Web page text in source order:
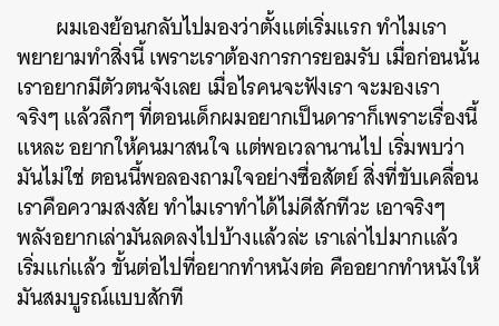
ผมเองย้อนกลับไปมองว่าตั้งแต่เริ่มแรก ทำไมเรา
พยายามทำสิ่งนี้ เพราะเราต้องการการยอมรับ เมื่อก่อนนั้น
เราอยากมีตัวตนจังเลย เมื่อไรคนจะฟังเรา จะมองเรา
จริงๆ แล้วลึกๆ ที่ตอนเด็กผมอยากเป็นดาราก็เพราะเรื่องนี้
แหละ อยากให้คนมาสนใจ แต่พอเวลานานไป เริ่มพบว่า
มันไม่ใช่ ตอนนี้พอลองถามใจอย่างซื่อสัตย์ สิ่งที่ขับเคลื่อน
เราคือความสงสัย ทำไมเราทำได้ไม่ดีสักทีวะ เอาจริงๆ
พลังอยากเล่ามันลดลงไปบ้างแล้วล่ะ เราเล่าไปมากแล้ว
เริ่มแก่แล้ว ขั้นต่อไปที่อยากทำหนังต่อ คืออยากทำหนังให้
มันสมบูรณ์แบบสักที